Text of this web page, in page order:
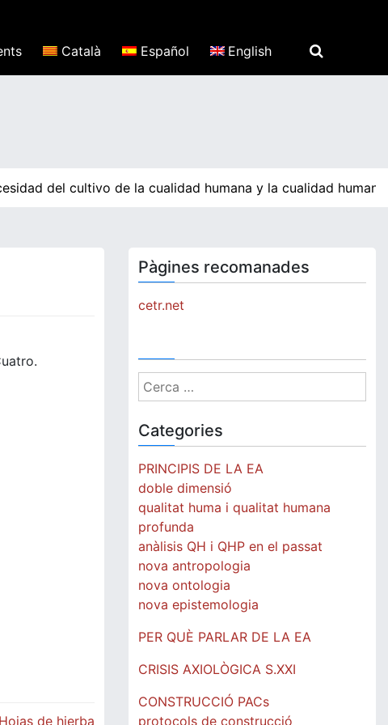
Català Español English
del cultivo de la cualidad humana y la cualidad
de hierba
Pàgines recomanades
cetr.net
Cerca:
Categories
PRINCIPIS DE LA EA
doble dimensió
qualitat huma i qualitat humana
profunda
anàlisis QH i QHP en el passat
nova antropologia
nova ontologia
nova epistemologia
PER QUÈ PARLAR DE LA EA
CRISIS AXIOLÒGICA S.XXI
CONSTRUCCIÓ PACs
protocols de construcció